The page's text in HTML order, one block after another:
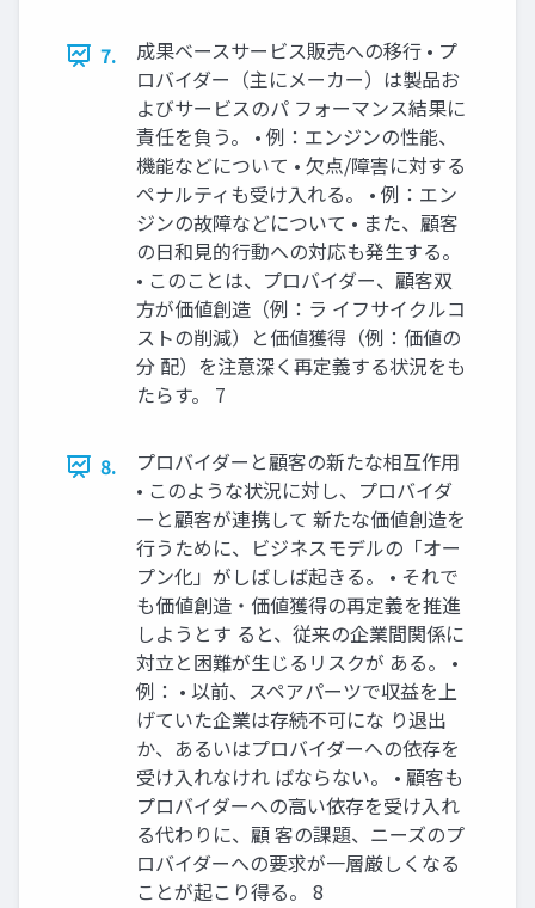
7.
成果ベースサービス販売への移行 • プ
ロバイダー（主にメーカー）は製品お
よびサービスのパ フォーマンス結果に
責任を負う。 • 例：エンジンの性能、
機能などについて • 欠点/障害に対する
ペナルティも受け入れる。 • 例：エン
ジンの故障などについて • また、顧客
の日和見的行動への対応も発生する。
• このことは、プロバイダー、顧客双
方が価値創造（例：ラ イフサイクルコ
ストの削減）と価値獲得（例：価値の
分 配）を注意深く再定義する状況をも
たらす。 7
8.
プロバイダーと顧客の新たな相互作用
• このような状況に対し、プロバイダ
ーと顧客が連携して 新たな価値創造を
行うために、ビジネスモデルの「オー
プン化」がしばしば起きる。 • それで
も価値創造・価値獲得の再定義を推進
しようとす ると、従来の企業間関係に
対立と困難が生じるリスクが ある。 •
例： • 以前、スペアパーツで収益を上
げていた企業は存続不可にな り退出
か、あるいはプロバイダーへの依存を
受け入れなけれ ばならない。 • 顧客も
プロバイダーへの高い依存を受け入れ
る代わりに、顧 客の課題、ニーズのプ
ロバイダーへの要求が一層厳しくなる
ことが起こり得る。 8